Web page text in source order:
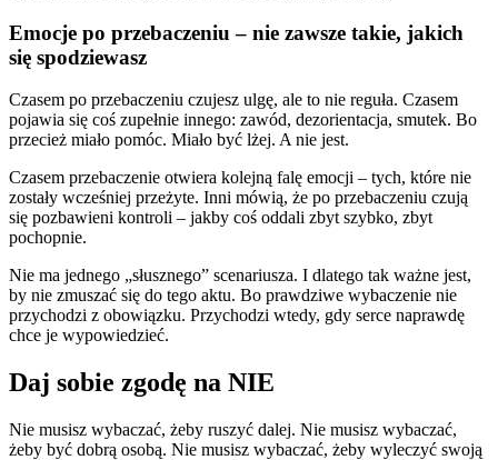
Emocje po przebaczeniu – nie zawsze takie, jakich
się spodziewasz
Czasem po przebaczeniu czujesz ulgę, ale to nie reguła. Czasem
pojawia się coś zupełnie innego: zawód, dezorientacja, smutek. Bo
przecież miało pomóc. Miało być lżej. A nie jest.
Czasem przebaczenie otwiera kolejną falę emocji – tych, które nie
zostały wcześniej przeżyte. Inni mówią, że po przebaczeniu czują
się pozbawieni kontroli – jakby coś oddali zbyt szybko, zbyt
pochopnie.
Nie ma jednego „słusznego” scenariusza. I dlatego tak ważne jest,
by nie zmuszać się do tego aktu. Bo prawdziwe wybaczenie nie
przychodzi z obowiązku. Przychodzi wtedy, gdy serce naprawdę
chce je wypowiedzieć.
Daj sobie zgodę na NIE
Nie musisz wybaczać, żeby ruszyć dalej. Nie musisz wybaczać,
żeby być dobrą osobą. Nie musisz wybaczać, żeby wyleczyć swoją